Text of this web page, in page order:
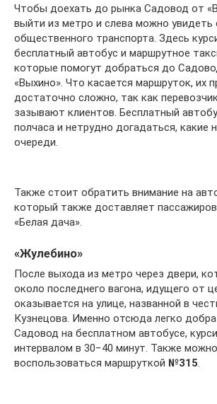
Чтобы доехать до рынка Садовод от
выйти из метро и слева можно увидеть
общественного транспорта. Здесь
бесплатный автобус и маршрутное
которые помогут добраться до
«Выхино». Что касается маршруток, их
достаточно сложно, так как
зазывают клиентов. Бесплатный
полчаса и нетрудно догадаться, какие
очереди.
Также стоит обратить внимание на
который также доставляет
«Белая дача».
«Жулебино»
После выхода из метро через двери,
около последнего вагона, идущего от
оказывается на улице, названной в
Кузнецова. Именно отсюда легко
Садовод на бесплатном автобусе,
интервалом в 30−40 минут. Также можно
воспользоваться маршруткой №315